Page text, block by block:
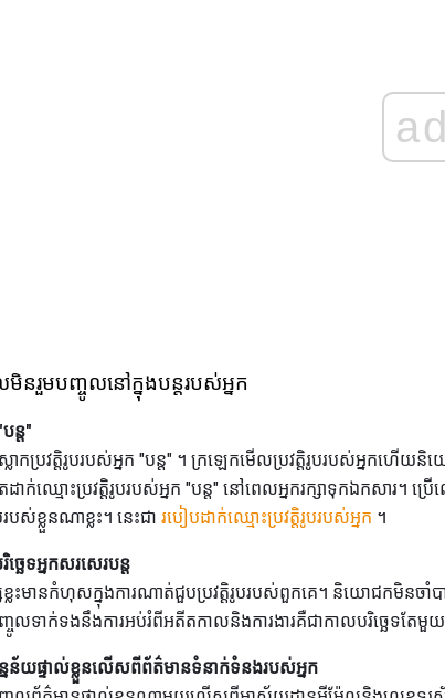
ad
មិនរួមបញ្ចូលនៅក្នុងបន្តរបស់អ្នក
ន្ត"
លាកប្រវត្តិរូបរបស់អ្នក "បន្ត" ។ ក្រឡេកមើលប្រវត្តិរូបរបស់អ្នកហើយ
ដាក់ឈ្មោះប្រវត្តិរូបរបស់អ្នក "បន្ត" នៅពេលអ្នករក្សាទុកឯកសារ។ ប្រ
បស់ខ្លួនណាខ្លះ។ នេះជា របៀបដាក់ឈ្មោះប្រវត្តិរូបរបស់អ្នក ។
ឆេទអ្នកសរសេរបន្ត
លះមានកំហុសក្នុងការណាត់ជួបប្រវត្តិរូបរបស់ពួកគេ។ និយោជកមិនចាំប
ចូលទាក់ទងនឹងការអប់រំពីអតីតកាលនិងការងារគឺជាកាលបរិច្ឆេទតែមួ
នន័យផ្ទាល់ខ្លួនលើសពីព័ត៌មានទំនាក់ទំនងរបស់អ្នក